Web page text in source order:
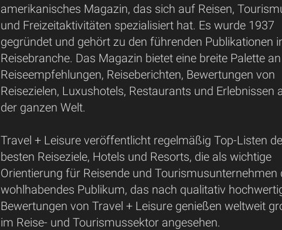
amerikanisches Magazin, das sich auf Reisen,
und Freizeitaktivitäten spezialisiert hat. Es wurde 1937
gegründet und gehört zu den führenden Publikationen
Reisebranche. Das Magazin bietet eine breite Palette an
Reiseempfehlungen, Reiseberichten, Bewertungen von
Reisezielen, Luxushotels, Restaurants und Erlebnissen
der ganzen Welt.
Travel + Leisure veröffentlicht regelmäßig Top-Listen
besten Reiseziele, Hotels und Resorts, die als wichtige
Orientierung für Reisende und
wohlhabendes Publikum, das nach qualitativ
Bewertungen von Travel + Leisure genießen weltweit
im Reise- und Tourismussektor angesehen.